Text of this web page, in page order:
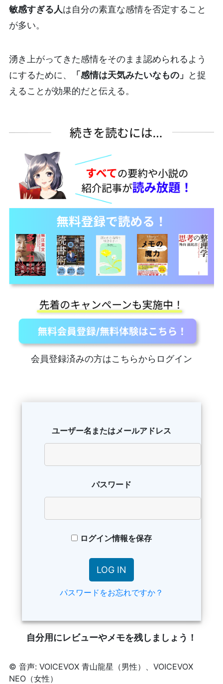
敏感すぎる人は自分の素直な感情を否定すること
が多い。
湧き上がってきた感情をそのまま認められるよう
にするために、
「感情は天気みたいなもの」
と捉
えることが効果的だと伝える。
会員登録済みの方はこちらからログイン
ユーザー名またはメールアドレス
パスワード
ログイン情報を保存
パスワードをお忘れですか？
自分用にレビューやメモを残しましょう！
© 音声: VOICEVOX 青山龍星（男性）、VOICEVOX
NEO（女性）